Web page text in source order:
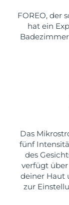
FOREO, der
hat ein
Das
fünf
des
verfügt
deiner Haut
zur